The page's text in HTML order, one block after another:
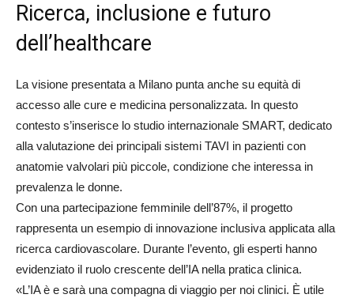
Ricerca, inclusione e futuro
dell’healthcare
La visione presentata a Milano punta anche su equità di
accesso alle cure e medicina personalizzata. In questo
contesto s’inserisce lo studio internazionale SMART, dedicato
alla valutazione dei principali sistemi TAVI in pazienti con
anatomie valvolari più piccole, condizione che interessa in
prevalenza le donne.
Con una partecipazione femminile dell’87%, il progetto
rappresenta un esempio di innovazione inclusiva applicata alla
ricerca cardiovascolare. Durante l’evento, gli esperti hanno
evidenziato il ruolo crescente dell’IA nella pratica clinica.
«L’IA è e sarà una compagna di viaggio per noi clinici. È utile